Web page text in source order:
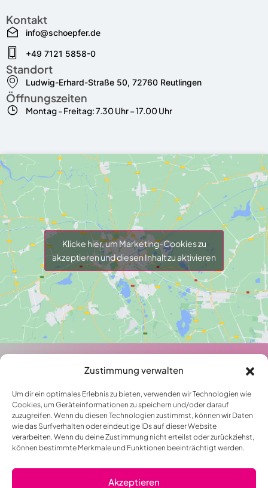
Zustimmung verwalten
Um dir ein optimales Erlebnis zu bieten, verwenden wir Technologien wie
Cookies, um Geräteinformationen zu speichern und/oder darauf
zuzugreifen. Wenn du diesen Technologien zustimmst, können wir Daten
wie das Surfverhalten oder eindeutige IDs auf dieser Website
verarbeiten. Wenn du deine Zustimmung nicht erteilst oder zurückziehst,
können bestimmte Merkmale und Funktionen beeinträchtigt werden.
Akzeptieren
Kontakt
info@schoepfer.de
+49 7121 5858-0
Standort
Ludwig-Erhard-Straße 50, 72760 Reutlingen
Öffnungszeiten
Montag - Freitag: 7.30 Uhr – 17.00 Uhr
Klicke hier, um Marketing-Cookies zu
akzeptieren und diesen Inhalt zu aktivieren